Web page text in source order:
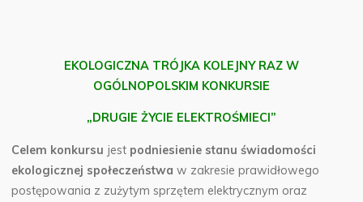
EKOLOGICZNA TRÓJKA KOLEJNY RAZ W
OGÓLNOPOLSKIM KONKURSIE
„DRUGIE ŻYCIE ELEKTROŚMIECI”
Celem konkursu jest podniesienie stanu świadomości
ekologicznej społeczeństwa w zakresie prawidłowego
postępowania z zużytym sprzętem elektrycznym oraz